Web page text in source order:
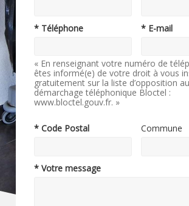
* Téléphone * E-mail
« En renseignant votre numéro de
êtes informé(e) de votre droit à vous
gratuitement sur la liste d’opposition au
démarchage téléphonique Bloctel :
www.bloctel.gouv.fr. »
* Code Postal Commune
* Votre message